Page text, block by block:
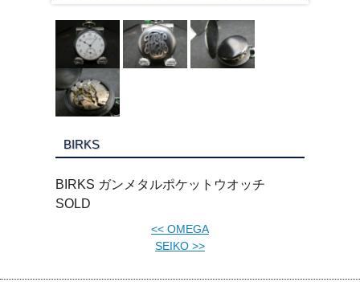
BIRKS
BIRKS ガンメタルポケットウオッチ
SOLD
<< OMEGA
SEIKO >>